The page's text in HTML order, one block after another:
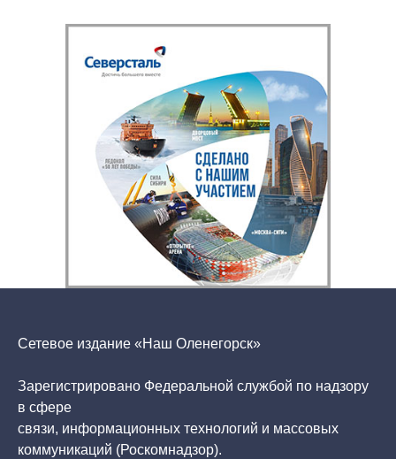
Сетевое издание «Наш Оленегорск»
Зарегистрировано Федеральной службой по надзору
в сфере
связи, информационных технологий и массовых
коммуникаций (Роскомнадзор).